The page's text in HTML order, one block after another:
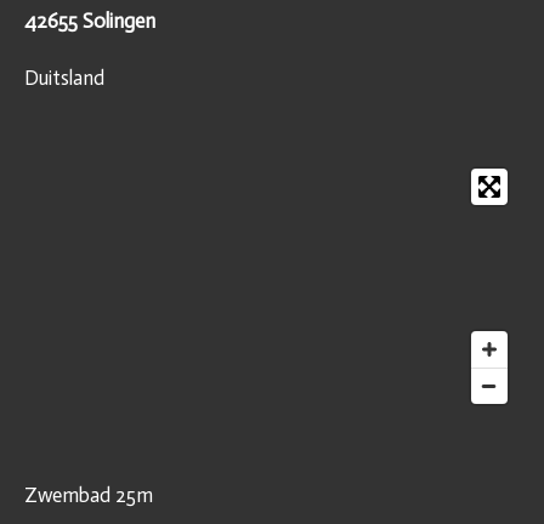
42655 Solingen
Duitsland
Zwembad 25m